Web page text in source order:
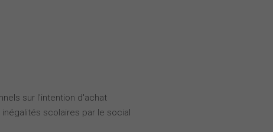
sur l'intention d'achat
scolaires par le social